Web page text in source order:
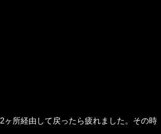
ヶ所経由して戻ったら疲れました。その時